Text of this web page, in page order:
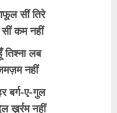
सीं तिरे
सीं कम नहीं
तिश्‍ना लब
नहीं
बर्ग-ए-गुल
ख़ुर्रम नहीं